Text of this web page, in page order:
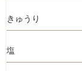
きゅうり
塩